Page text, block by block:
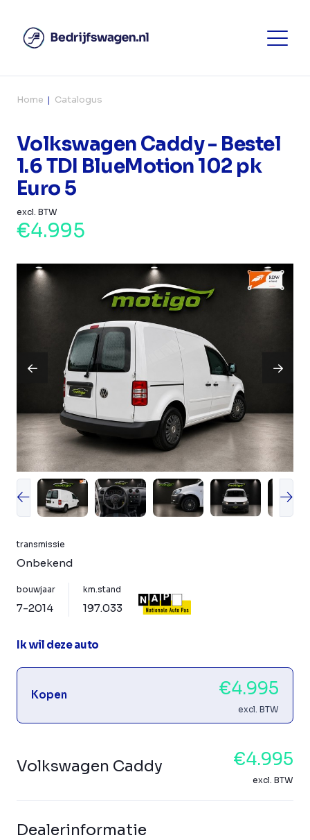
Home Catalogus
Volkswagen Caddy - Bestel
1.6 TDI BlueMotion 102 pk
Euro 5
excl. BTW
€4.995
transmissie
Onbekend
bouwjaar
7-2014
km.stand
197.033
Ik wil deze auto
Kopen €4.995
excl. BTW
Volkswagen Caddy €4.995
excl. BTW
Dealerinformatie